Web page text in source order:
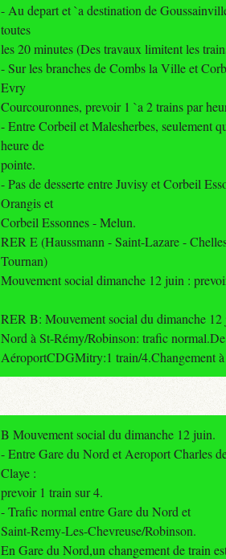
- Au depart et `a destination de
toutes
les 20 minutes (Des travaux limitent les
- Sur les branches de Combs la Ville et
Evry
Courcouronnes, prevoir 1 `a 2 trains par
- Entre Corbeil et Malesherbes, seulement
heure de
pointe.
- Pas de desserte entre Juvisy et Corbeil
Orangis et
Corbeil Essonnes - Melun.
RER E (Haussmann - Saint-Lazare -
Tournan)
Mouvement social dimanche 12 juin :
RER B: Mouvement social du dimanche
Nord à St-Rémy/Robinson: trafic
AéroportCDGMitry:1 train/4.Changement
B Mouvement social du dimanche 12 juin.
- Entre Gare du Nord et Aeroport Charles
Claye :
prevoir 1 train sur 4.
- Trafic normal entre Gare du Nord et
Saint-Remy-Les-Chevreuse/Robinson.
En Gare du Nord,un changement de train